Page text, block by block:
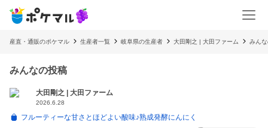
産直・通販のポケマル 生産者一覧 岐阜県の生産者 大田剛之 | 大田ファーム みん
みんなの投稿
大田剛之 | 大田ファーム
2026.6.28
フルーティーな甘さとほどよい酸味♪熟成発酵にんにく